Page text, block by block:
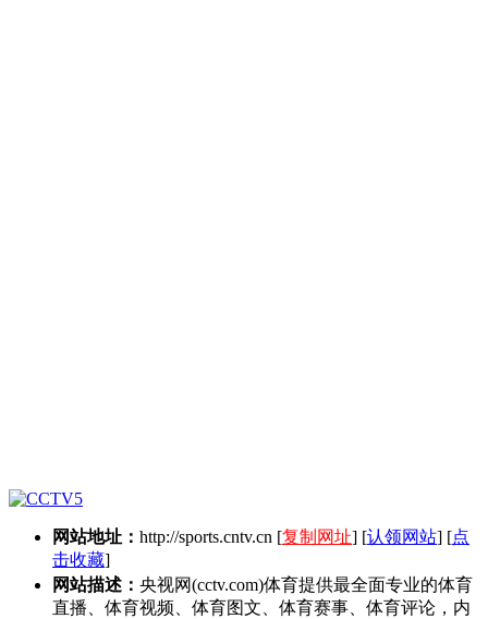
网站地址： http://sports.cntv.cn [复制网址] [认领网站] [点
击收藏]
网站描述： 央视网(cctv.com)体育提供最全面专业的体育
直播、体育视频、体育图文、体育赛事、体育评论，内